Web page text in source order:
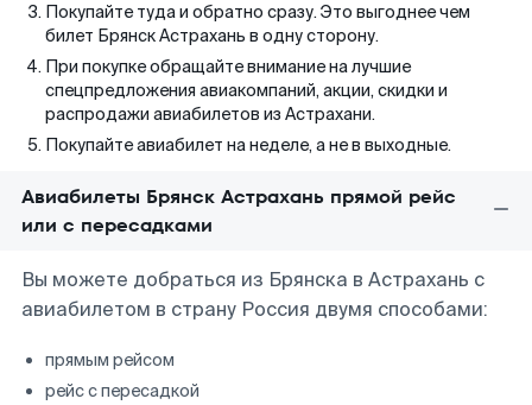
Покупайте туда и обратно сразу. Это выгоднее чем
билет Брянск Астрахань в одну сторону.
При покупке обращайте внимание на лучшие
спецпредложения авиакомпаний, акции, скидки и
распродажи авиабилетов из Астрахани.
Покупайте авиабилет на неделе, а не в выходные.
Авиабилеты Брянск Астрахань прямой рейс
или с пересадками
Вы можете добраться из Брянска в Астрахань с
авиабилетом в страну Россия двумя способами:
прямым рейсом
рейс с пересадкой